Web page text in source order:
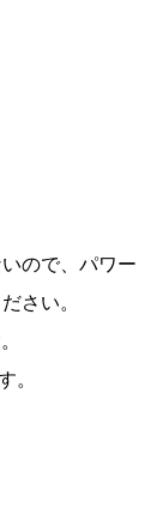
ので、パワー
さい。
。